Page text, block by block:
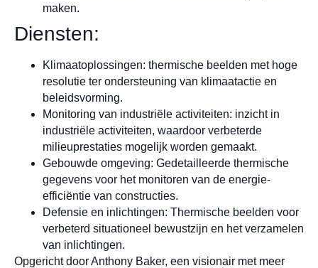
maken.
Diensten:
Klimaatoplossingen: thermische beelden met hoge
resolutie ter ondersteuning van klimaatactie en
beleidsvorming.
Monitoring van industriële activiteiten: inzicht in
industriële activiteiten, waardoor verbeterde
milieuprestaties mogelijk worden gemaakt.
Gebouwde omgeving: Gedetailleerde thermische
gegevens voor het monitoren van de energie-
efficiëntie van constructies.
Defensie en inlichtingen: Thermische beelden voor
verbeterd situationeel bewustzijn en het verzamelen
van inlichtingen.
Opgericht door Anthony Baker, een visionair met meer